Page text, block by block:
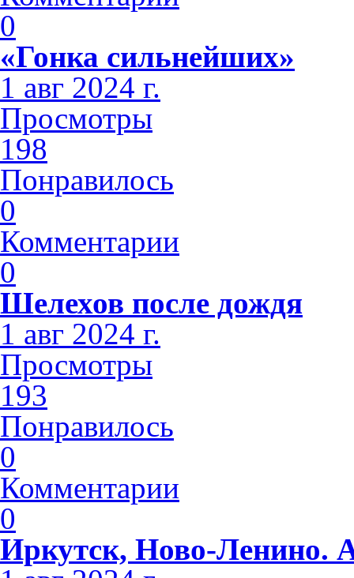
0
«Гонка сильнейших»
1 авг 2024 г.
Просмотры
198
Понравилось
0
Комментарии
0
Шелехов после дождя
1 авг 2024 г.
Просмотры
193
Понравилось
0
Комментарии
0
Иркутск, Ново-Ленино.